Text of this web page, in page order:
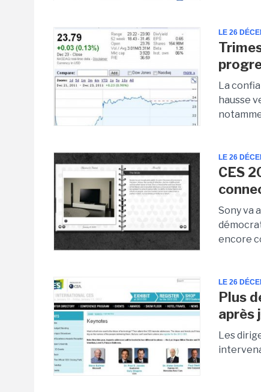
LE 26
La
hausse
LE 26
CES
Sony va
encore
LE 26
Plus
après
Les